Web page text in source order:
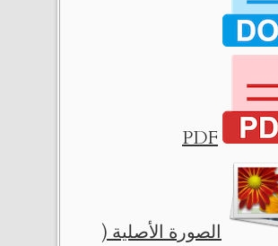
PDF
الصورة الأصلية (